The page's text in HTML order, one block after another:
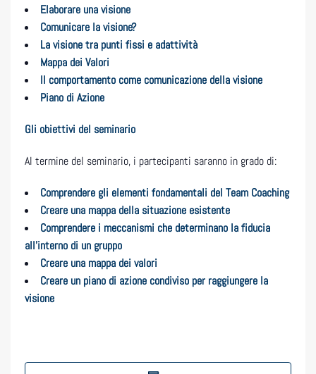
Elaborare una visione
Comunicare la visione?
La visione tra punti fissi e adattività
Mappa dei Valori
Il comportamento come comunicazione della visione
Piano di Azione
Gli obiettivi del seminario
Al termine del seminario, i partecipanti saranno in grado di:
Comprendere gli elementi fondamentali del Team Coaching
Creare una mappa della situazione esistente
Comprendere i meccanismi che determinano la fiducia
all’interno di un gruppo
Creare una mappa dei valori
Creare un piano di azione condiviso per raggiungere la
visione